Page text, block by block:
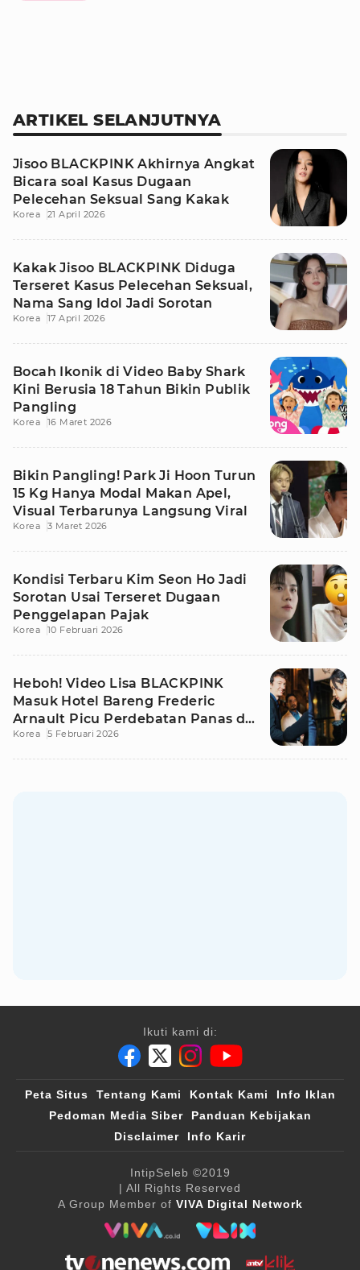
ARTIKEL SELANJUTNYA
Jisoo BLACKPINK Akhirnya Angkat
Bicara soal Kasus Dugaan
Pelecehan Seksual Sang Kakak
Korea 21 April 2026
Kakak Jisoo BLACKPINK Diduga
Terseret Kasus Pelecehan Seksual,
Nama Sang Idol Jadi Sorotan
Korea 17 April 2026
Bocah Ikonik di Video Baby Shark
Kini Berusia 18 Tahun Bikin Publik
Pangling
Korea 16 Maret 2026
Bikin Pangling! Park Ji Hoon Turun
15 Kg Hanya Modal Makan Apel,
Visual Terbarunya Langsung Viral
Korea 3 Maret 2026
Kondisi Terbaru Kim Seon Ho Jadi
Sorotan Usai Terseret Dugaan
Penggelapan Pajak
Korea 10 Februari 2026
Heboh! Video Lisa BLACKPINK
Masuk Hotel Bareng Frederic
Arnault Picu Perdebatan Panas di
Medsos
Korea 5 Februari 2026
Ikuti kami di:
Peta Situs Tentang Kami Kontak Kami
Info Iklan
Pedoman Media Siber
Panduan Kebijakan
Disclaimer
Info Karir
IntipSeleb ©2019
| All Rights Reserved
A Group Member of VIVA Digital Network